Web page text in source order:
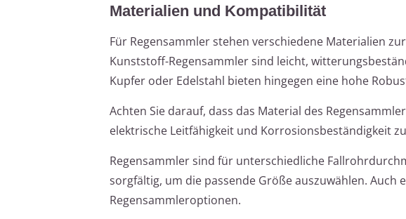
Materialien und Kompatibilität
Für Regensammler stehen verschiedene Materialien
Kunststoff-Regensammler sind leicht,
Kupfer oder Edelstahl bieten hingegen eine hohe
Achten Sie darauf, dass das Material des
elektrische Leitfähigkeit und Korrosionsbeständigkeit
Regensammler sind für unterschiedliche
sorgfältig, um die passende Größe auszuwählen. Auch
Regensammleroptionen.